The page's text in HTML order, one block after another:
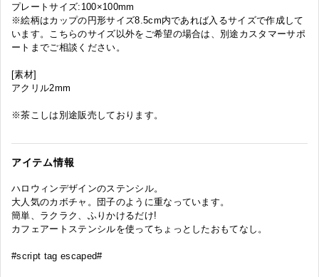
プレートサイズ:100×100mm
※絵柄はカップの円形サイズ8.5cm内であれば入るサイズで作成して
います。こちらのサイズ以外をご希望の場合は、別途カスタマーサポ
ートまでご相談ください。
[素材]
アクリル2mm
※茶こしは別途販売しております。
アイテム情報
ハロウィンデザインのステンシル。
大人気のカボチャ。団子のように重なっています。
簡単、ラクラク、ふりかけるだけ!
カフェアートステンシルを使ってちょっとしたおもてなし。
#script tag escaped#